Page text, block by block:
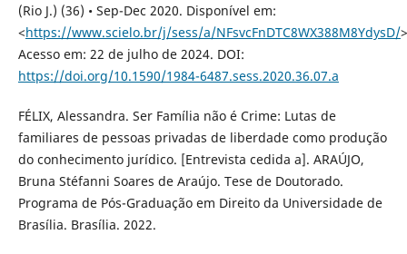
(Rio J.) (36) • Sep-Dec 2020. Disponível em:
<https://www.scielo.br/j/sess/a/NFsvcFnDTC8WX388M8YdysD/
Acesso em: 22 de julho de 2024. DOI:
https://doi.org/10.1590/1984-6487.sess.2020.36.07.a
FÉLIX, Alessandra. Ser Família não é Crime: Lutas de
familiares de pessoas privadas de liberdade como produção
do conhecimento jurídico. [Entrevista cedida a]. ARAÚJO,
Bruna Stéfanni Soares de Araújo. Tese de Doutorado.
Programa de Pós-Graduação em Direito da Universidade de
Brasília. Brasília. 2022.